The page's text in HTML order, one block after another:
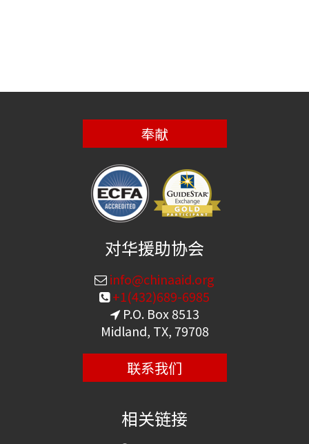
奉献
对华援助协会
info@chinaaid.org
+1(432)689-6985
P.O. Box 8513
Midland, TX, 79708
联系我们
相关链接